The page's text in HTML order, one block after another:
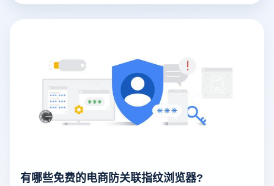
有哪些免费的电商防关联指纹浏览器?